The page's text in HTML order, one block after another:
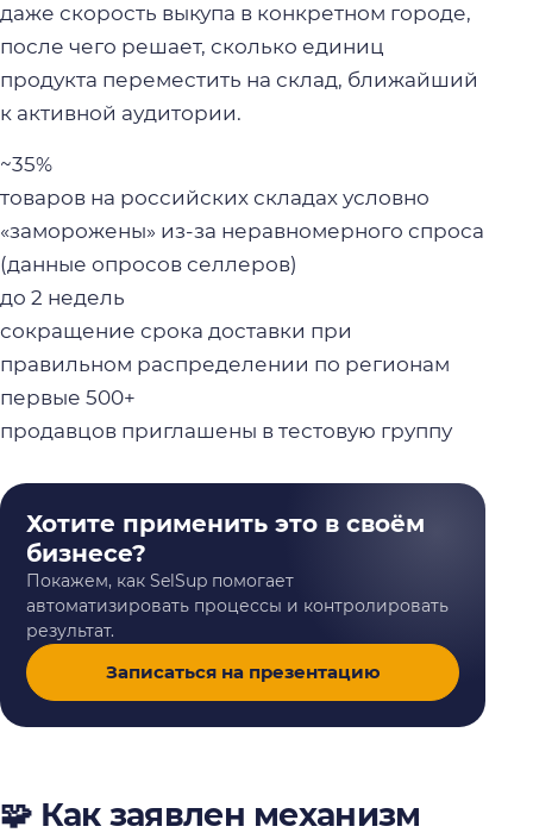
даже скорость выкупа в конкретном городе,
после чего решает, сколько единиц
продукта переместить на склад, ближайший
к активной аудитории.
~35%
товаров на российских складах условно
«заморожены» из-за неравномерного спроса
(данные опросов селлеров)
до 2 недель
сокращение срока доставки при
правильном распределении по регионам
первые 500+
продавцов приглашены в тестовую группу
Хотите применить это в своём
бизнесе?
Покажем, как SelSup помогает
автоматизировать процессы и контролировать
результат.
Записаться на презентацию
🧩 Как заявлен механизм